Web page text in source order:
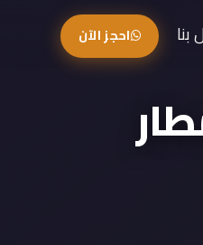
بنا احجز الآن